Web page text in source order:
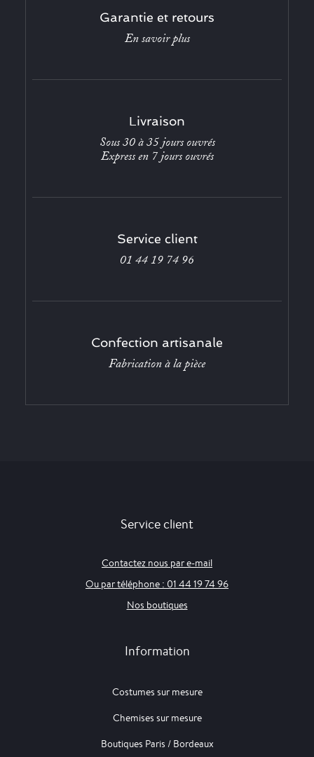
Garantie et retours
En savoir plus
Livraison
Sous 30 à 35 jours ouvrés
Express en 7 jours ouvrés
Service client
01 44 19 74 96
Confection artisanale
Fabrication à la pièce
Service client
Contactez nous par e-mail
Ou par téléphone : 01 44 19 74 96
Nos boutiques
Information
Costumes sur mesure
Chemises sur mesure
Boutiques Paris / Bordeaux